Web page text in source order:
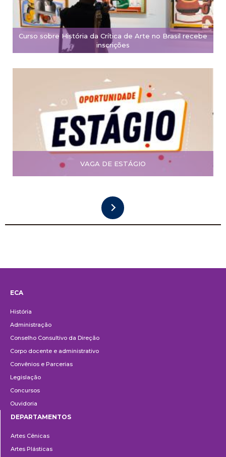
Curso sobre História da Crítica de Arte no Brasil recebe
inscrições
VAGA DE ESTÁGIO
ECA
História
Administração
Conselho Consultivo da Direção
Corpo docente e administrativo
Convênios e Parcerias
Legislação
Concursos
Ouvidoria
DEPARTAMENTOS
Artes Cênicas
Artes Plásticas